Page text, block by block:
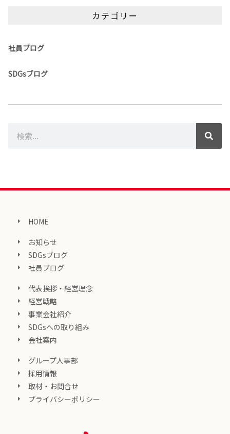
カテゴリー
社員ブログ
SDGsブログ
HOME
お知らせ
SDGsブログ
社員ブログ
代表挨拶・経営理念
経営戦略
事業会社紹介
SDGsへの取り組み
会社案内
グループ人事部
採用情報
取材・お問合せ
プライバシーポリシー